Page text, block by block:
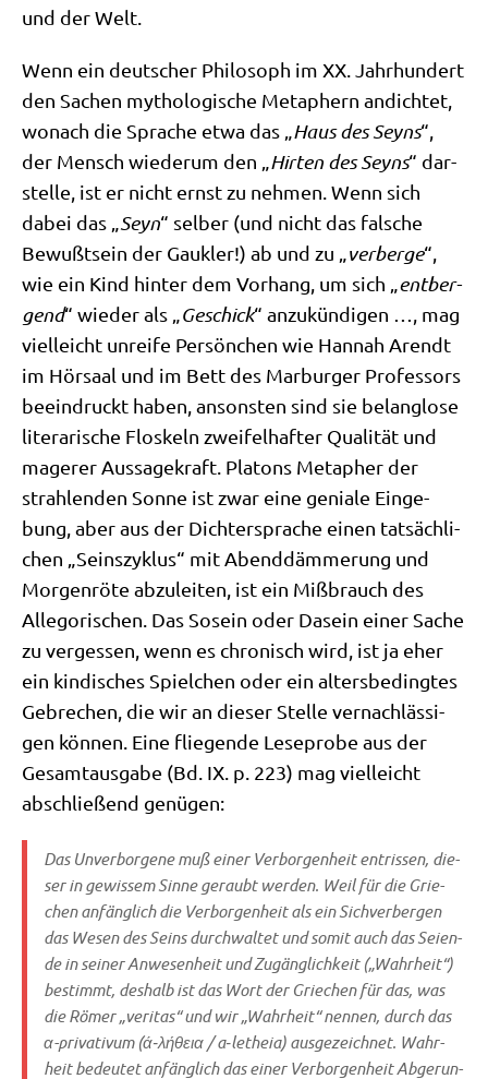
und der Welt.
Wenn ein deut­scher Phi­lo­soph im XX. Jahr­hun­dert
den Sachen mytho­lo­gi­sche Meta­phern andich­tet,
wonach die Spra­che etwa das „ Haus des Seyns“,
der Mensch wie­der­um den „ Hir­ten des Seyns“ dar­
stel­le, ist er nicht ernst zu neh­men. Wenn sich
dabei das „ Seyn“ sel­ber (und nicht das fal­sche
Bewußt­sein der Gauk­ler!) ab und zu „ ver­ber­ge“,
wie ein Kind hin­ter dem Vor­hang, um sich „ ent­ber­
gend“ wie­der als „ Geschick“ anzu­kün­di­gen …, mag
viel­leicht unrei­fe Per­sön­chen wie Han­nah Are­ndt
im Hör­saal und im Bett des Mar­bur­ger Pro­fes­sors
beein­druckt haben, anson­sten sind sie belang­lo­se
lite­ra­ri­sche Flos­keln zwei­fel­haf­ter Qua­li­tät und
mage­rer Aus­sa­ge­kraft. Pla­tons Meta­pher der
strah­len­den Son­ne ist zwar eine genia­le Ein­ge­
bung, aber aus der Dich­ter­spra­che einen tat­säch­li­
chen „Seins­zy­klus“ mit Abend­däm­me­rung und
Mor­gen­rö­te abzu­lei­ten, ist ein Miß­brauch des
Alle­go­ri­schen. Das Sosein oder Dasein einer Sache
zu ver­ges­sen, wenn es chro­nisch wird, ist ja eher
ein kin­di­sches Spiel­chen oder ein alters­be­ding­tes
Gebre­chen, die wir an die­ser Stel­le ver­nach­läs­si­
gen kön­nen. Eine flie­gen­de Lese­pro­be aus der
Gesamt­aus­ga­be (Bd. IX. p. 223) mag viel­leicht
abschlie­ßend genügen:
Das Unver­bor­ge­ne muß einer Ver­bor­gen­heit ent­ris­sen, die­
ser in gewis­sem Sin­ne geraubt wer­den. Weil für die Grie­
chen anfäng­lich die Ver­bor­gen­heit als ein Sich­ver­ber­gen
das Wesen des Seins durch­wal­tet und somit auch das Sei­en­
de in sei­ner Anwe­sen­heit und Zugäng­lich­keit („Wahr­heit“)
bestimmt, des­halb ist das Wort der Grie­chen für das, was
die Römer „veri­tas“ und wir „Wahr­heit“ nen­nen, durch das
α-pri­va­ti­vum (ά‑λήθεια /​a‑letheia) aus­ge­zeich­net. Wahr­
heit bedeu­tet anfäng­lich das einer Ver­bor­gen­heit Abge­run­